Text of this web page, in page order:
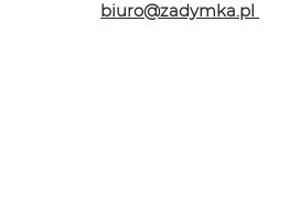
biuro@zadymka.pl